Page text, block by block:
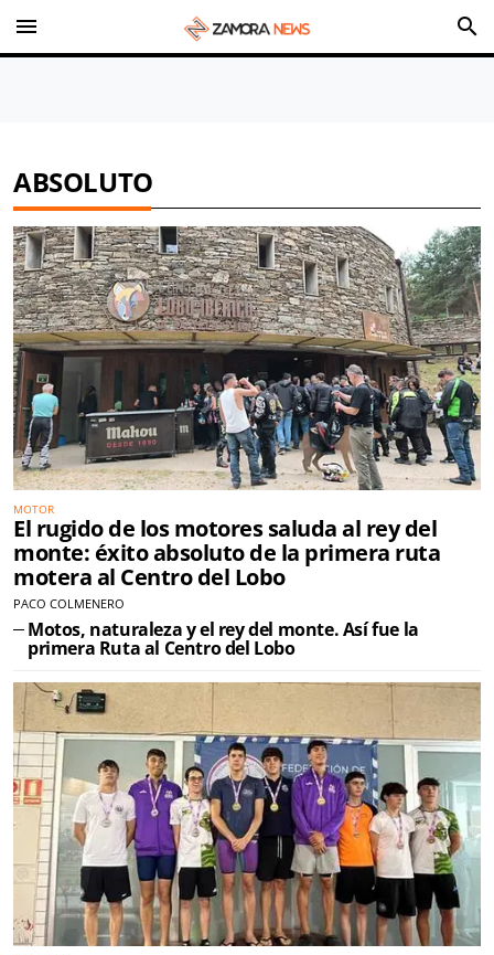
menu search
ABSOLUTO
MOTOR
El rugido de los motores saluda al rey del
monte: éxito absoluto de la primera ruta
motera al Centro del Lobo
PACO COLMENERO
Motos, naturaleza y el rey del monte. Así fue la
primera Ruta al Centro del Lobo